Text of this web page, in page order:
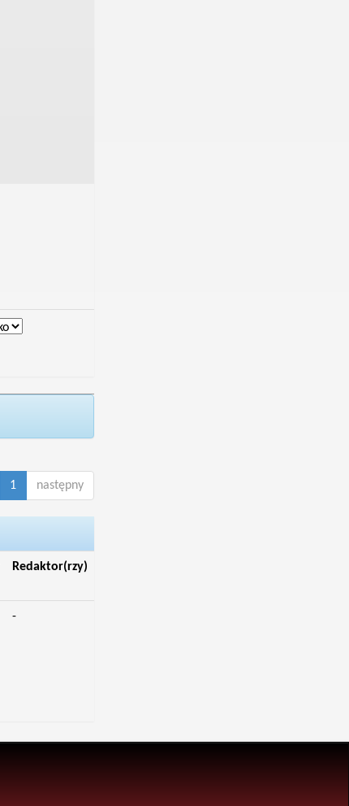
1 następny
Redaktor(rzy)
-